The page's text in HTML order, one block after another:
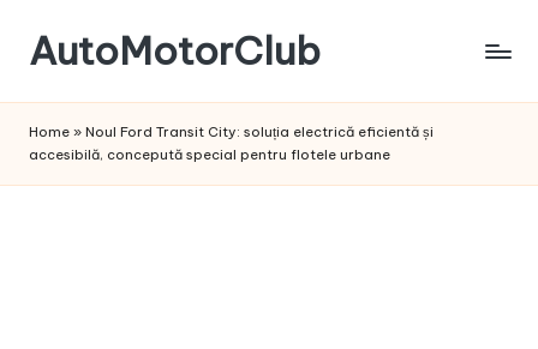
Skip
content
AutoMotorClub
masini
Home » Noul Ford Transit City: soluția electrică eficientă și
accesibilă, concepută special pentru flotele urbane